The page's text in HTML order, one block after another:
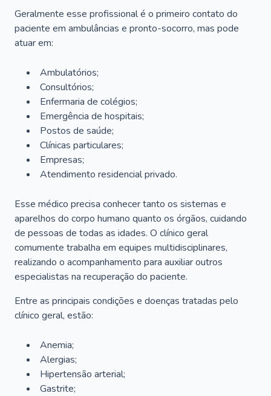
Geralmente esse profissional é o primeiro contato do
paciente em ambulâncias e pronto-socorro, mas pode
atuar em:
Ambulatórios;
Consultórios;
Enfermaria de colégios;
Emergência de hospitais;
Postos de saúde;
Clínicas particulares;
Empresas;
Atendimento residencial privado.
Esse médico precisa conhecer tanto os sistemas e
aparelhos do corpo humano quanto os órgãos, cuidando
de pessoas de todas as idades. O clínico geral
comumente trabalha em equipes multidisciplinares,
realizando o acompanhamento para auxiliar outros
especialistas na recuperação do paciente.
Entre as principais condições e doenças tratadas pelo
clínico geral, estão:
Anemia;
Alergias;
Hipertensão arterial;
Gastrite;